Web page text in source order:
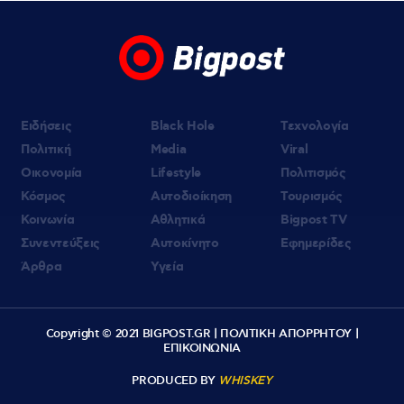
«Στον Εξώστη» με τους Αντώνη Αντζολέτο
και Γιάννη Καντέλη – Έρχεται στον ΣΚΑΪ
Ειδήσεις
Πολιτική
Οικονομία
Κόσμος
Κοινωνία
Συνεντεύξεις
Άρθρα
Black Hole
Media
Lifestyle
Αυτοδιοίκηση
Αθλητικά
Αυτοκίνητο
Υγεία
Τεχνολογία
Viral
Πολιτισμός
Τουρισμός
Bigpost TV
Εφημερίδες
Copyright © 2021 BIGPOST.GR | ΠΟΛΙΤΙΚΗ ΑΠΟΡΡΗΤΟΥ|
ΕΠΙΚΟΙΝΩΝΙΑ
PRODUCED BY WHISKEY